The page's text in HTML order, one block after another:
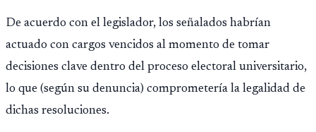
De acuerdo con el legislador, los señalados habrían
actuado con cargos vencidos al momento de tomar
decisiones clave dentro del proceso electoral universitario,
lo que (según su denuncia) comprometería la legalidad de
dichas resoluciones.